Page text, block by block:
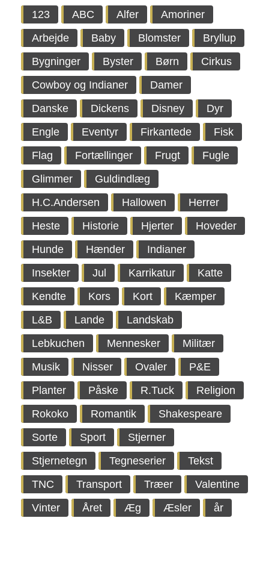
123 ABC Alfer
Amoriner
Arbejde
Baby Blomster
Bryllup
Bygninger
Byster Børn
Cirkus
Cowboy og Indianer
Damer
Danske
Dickens Disney
Dyr
Engle
Eventyr Firkantede
Fisk
Flag
Fortællinger Frugt
Fugle
Glimmer
Guldindlæg
H.C.Andersen
Hallowen
Herrer
Heste
Historie Hjerter
Hoveder
Hunde
Hænder
Indianer
Insekter
Jul Karrikatur
Katte
Kendte
Kors Kort
Kæmper
L&B
Lande
Landskab
Lebkuchen
Mennesker
Militær
Musik
Nisser Ovaler
P&E
Planter
Påske R.Tuck
Religion
Rokoko
Romantik
Shakespeare
Sorte
Sport
Stjerner
Stjernetegn
Tegneserier
Tekst
TNC
Transport Træer
Valentine
Vinter
Året Æg Æsler år